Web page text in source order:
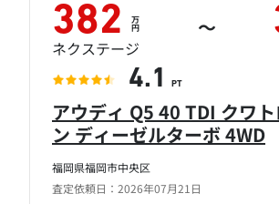
福岡県福岡市中央区
査定依頼日：2026年07月21日
アウディ Q5 40 TDI クワト
ン ディーゼルターボ 4WD
382 万
円 ～
ネクステージ
4.1 PT